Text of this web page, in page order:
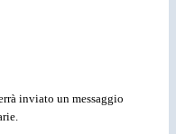
inviato un messaggio